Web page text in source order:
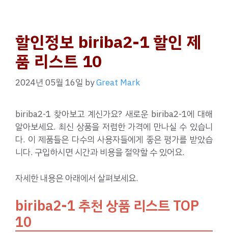
할인정보 biriba2-1 할인 제
품 리스트 10
2024년 05월 16일 byGreat Mark
biriba2-1 찾아보고 계신가요? 새로운 biriba2-1에 대해
알아보세요. 최신 상품을 저렴한 가격에 만나실 수 있습니
다. 이 제품들은 다수의 사용자들에게 좋은 평가를 받았습
니다. 구입하시면 시간과 비용을 절약할 수 있어요.
자세한 내용은 아래에서 살펴보세요.
biriba2-1 추천 상품 리스트 TOP
10